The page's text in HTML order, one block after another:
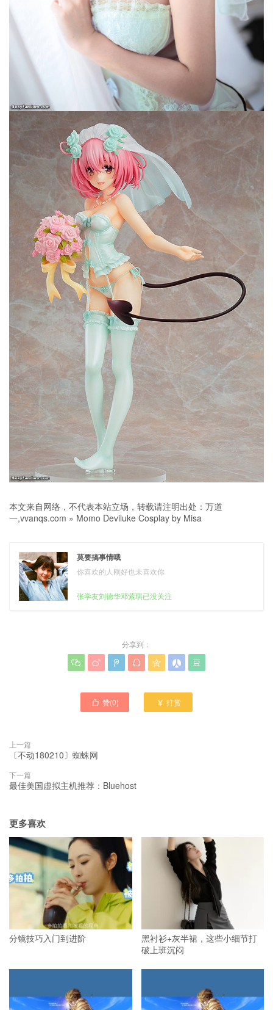
本文来自网络，不代表本站立场，转载请注明出处： 万道
一,vvanqs.com » Momo Deviluke Cosplay by Misa
莫要搞事情哦
你喜欢的人刚好也未喜欢你
张学友刘德华邓紫琪已没关注
分享到：
      
 赞(0)  打赏
上一篇
〔不动180210〕蜘蛛网
下一篇
最佳美国虚拟主机推荐：Bluehost
更多喜欢
分镜技巧入门到进阶
黑衬衫+灰半裙，这些小细节打
破上班沉闷